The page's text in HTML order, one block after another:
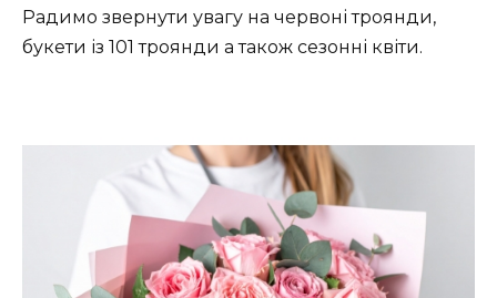
Радимо звернути увагу на червоні троянди,
букети із 101 троянди а також сезонні квіти.